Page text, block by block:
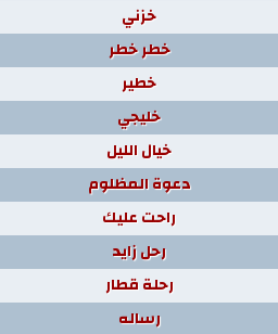
خزني
خطر خطر
خطير
خليجي
خيال الليل
دعوة المظلوم
راحت عليك
رحل زايد
رحلة قطار
رساله